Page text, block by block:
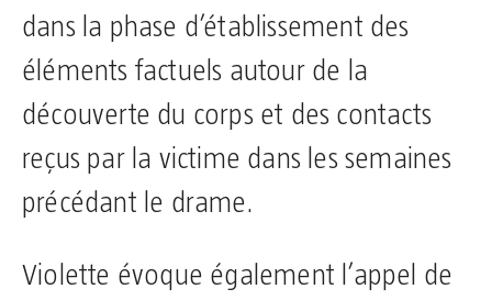
dans la phase d’établissement des
éléments factuels autour de la
découverte du corps et des contacts
reçus par la victime dans les semaines
précédant le drame.
Violette évoque également l’appel de